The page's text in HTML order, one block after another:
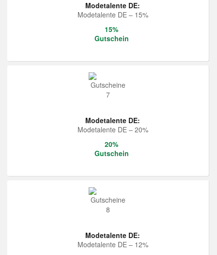
Modetalente DE:
Modetalente DE – 15%
15%
Gutschein
Modetalente DE:
Modetalente DE – 20%
20%
Gutschein
Modetalente DE:
Modetalente DE – 12%